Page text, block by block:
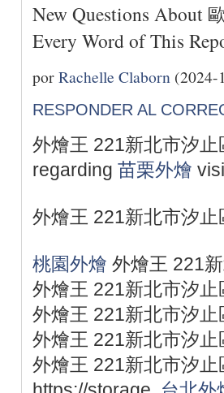
New Questions About
Every Word of This
porRachelle Claborn (2024-
RESPONDER AL
外燴王 221新北市汐
regarding 苗栗外燴
外燴王 221新北市汐
桃園外燴 外燴王 221
外燴王 221新北市汐
外燴王 221新北市汐
外燴王 221新北市汐
外燴王 221新北市汐